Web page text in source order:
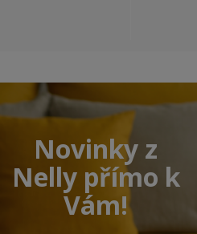
Novinky z
Nelly přímo k
Vám!